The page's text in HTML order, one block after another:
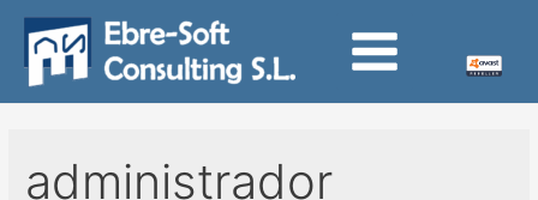
contenido
Main
administrador